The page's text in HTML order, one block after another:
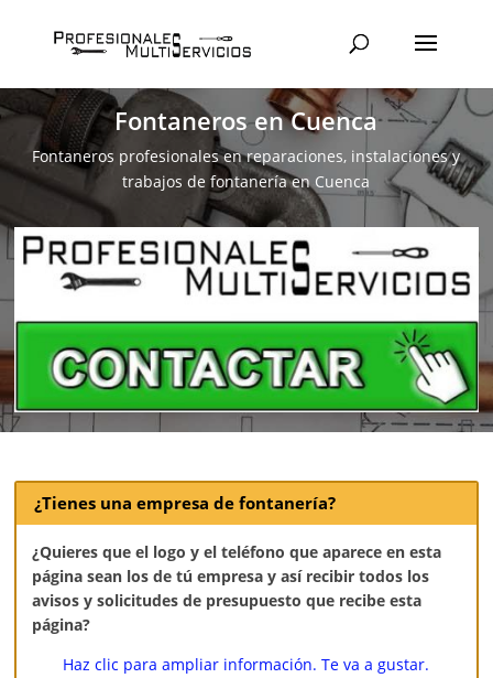
Fontaneros en Cuenca
Fontaneros profesionales en reparaciones, instalaciones y
trabajos de fontanería en Cuenca
¿Tienes una empresa de fontanería?
¿Quieres que el logo y el teléfono que aparece en esta
página sean los de tú empresa y así recibir todos los
avisos y solicitudes de presupuesto que recibe esta
página?
Haz clic para ampliar información. Te va a gustar.